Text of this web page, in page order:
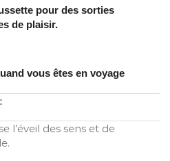
pour des sorties
de plaisir.
vous êtes en voyage
l’éveil des sens et de